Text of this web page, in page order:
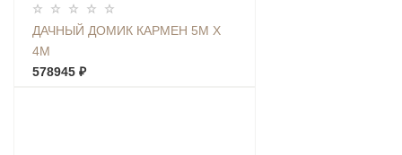
ДАЧНЫЙ ДОМИК КАРМЕН 5М Х
4М
578945 ₽